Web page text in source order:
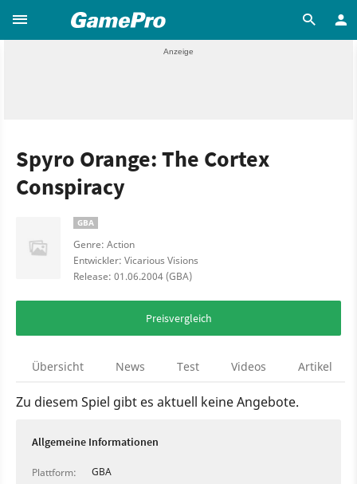
Spyro Orange: The Cortex
Conspiracy
GBA
Genre: Action
Entwickler: Vicarious Visions
Release: 01.06.2004 (GBA)
Preisvergleich
Übersicht News Test Videos Artikel
Zu diesem Spiel gibt es aktuell keine Angebote.
Allgemeine Informationen
Plattform:
GBA